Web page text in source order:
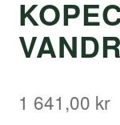
Väljare
1 641,00 kr